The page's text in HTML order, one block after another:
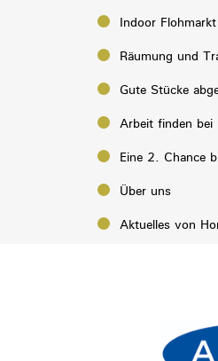
Indoor Flohmarkt
Räumung und
Gute Stücke
Arbeit finden bei
Eine 2. Chance
Über uns
Aktuelles von